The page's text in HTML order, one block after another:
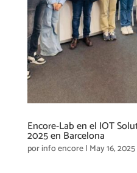
Encore-Lab en el IOT
2025 en Barcelona
porinfo encore| May 16, 2025